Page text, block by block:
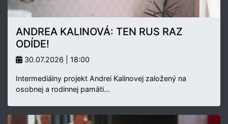
ANDREA KALINOVÁ: TEN RUS RAZ
ODÍDE!
30.07.2026 | 18:00
Intermediálny projekt Andrei Kalinovej založený na
osobnej a rodinnej pamäti…